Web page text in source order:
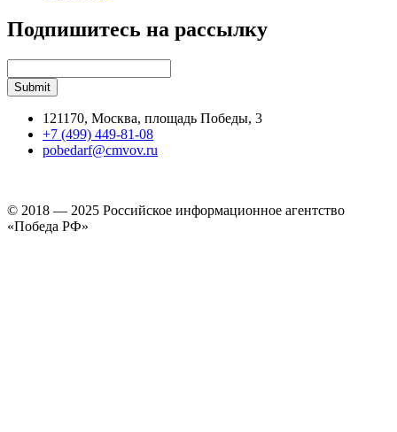
Подпишитесь на рассылку
121170, Москва, площадь Победы, 3
+7 (499) 449-81-08
pobedarf@cmvov.ru
© 2018 — 2025 Российское информационное агентство
«Победа РФ»